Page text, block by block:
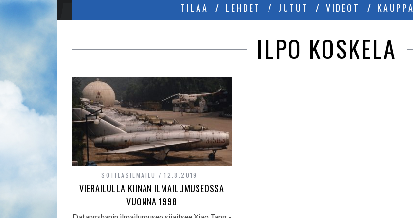
TILAA LEHDET JUTUT VIDEOT KAUPPA
ILPO KOSKELA
SOTILASILMAILU 12.8.2019
VIERAILULLA KIINAN ILMAILUMUSEOSSA
VUONNA 1998